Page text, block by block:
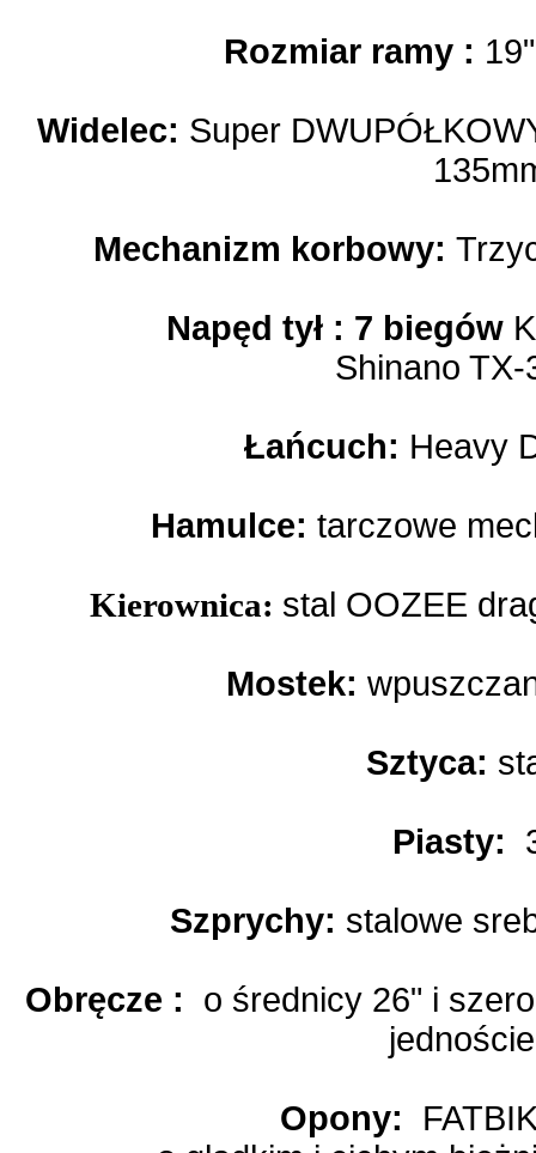
Rozmiar ramy :
Widelec: Super
Mechanizm korbowy:
Napęd tył : 7 biegów
Shinano TX-
Łańcuch: Heavy
Hamulce: tarczowe
Kierownica: stal OOZEE
Mostek:
Sztyca:
Piasty:
Szprychy: stalowe
Obręcze :
o średnicy 26" i
Opony: